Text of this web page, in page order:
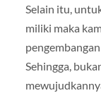
Selain itu,
miliki maka
Sehingga,